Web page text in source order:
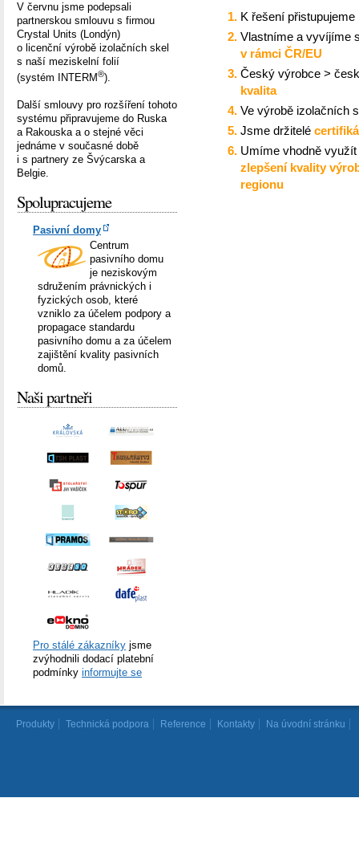
K řešení přistupujeme
Vlastníme a vyvíjíme
v rámci ČR/EU
Český výrobce >
kvalita
Ve výrobě izolačních
Jsme držitelé
Umíme vhodně
zlepšení kvality
regionu
V červnu jsme podepsali
partnerskou smlouvu s firmou
Crystal Units (Londýn)
o licenční výrobě izolačních skel
s naší meziskelní folií
(systém INTERM®).
Další smlouvy pro rozšíření tohoto
systému připravujeme do Ruska
a Rakouska a o stejné věci
jednáme v současné době
i s partnery ze Švýcarska a
Belgie.
Spolupracujeme
Pasivní domy
Centrum
pasivního domu
je neziskovým
sdružením právnických i
fyzických osob, které
vzniklo za účelem podpory a
propagace standardu
pasivního domu a za účelem
zajištění kvality pasivních
domů.
Naši partneři
Pro stálé zákazníky jsme
zvýhodnili dodací platební
podmínky informujte se
Produkty Technická podpora Reference Kontakty Na úvodní stránku